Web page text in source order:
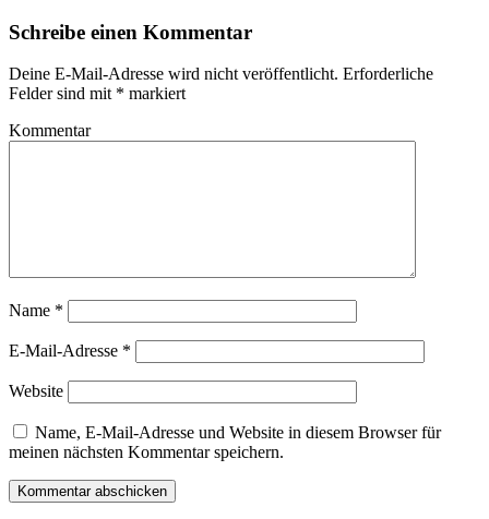
Schreibe einen Kommentar
Deine E-Mail-Adresse wird nicht veröffentlicht. Erforderliche
Felder sind mit * markiert
Kommentar
Name *
E-Mail-Adresse *
Website
Name, E-Mail-Adresse und Website in diesem Browser für
meinen nächsten Kommentar speichern.